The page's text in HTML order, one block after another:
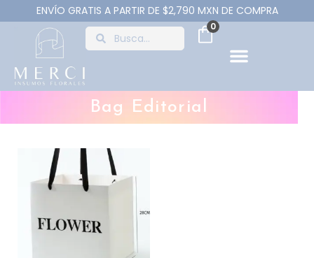
ENVÍO GRATIS A PARTIR DE $2,790 MXN DE COMPRA
0
Bag Editorial